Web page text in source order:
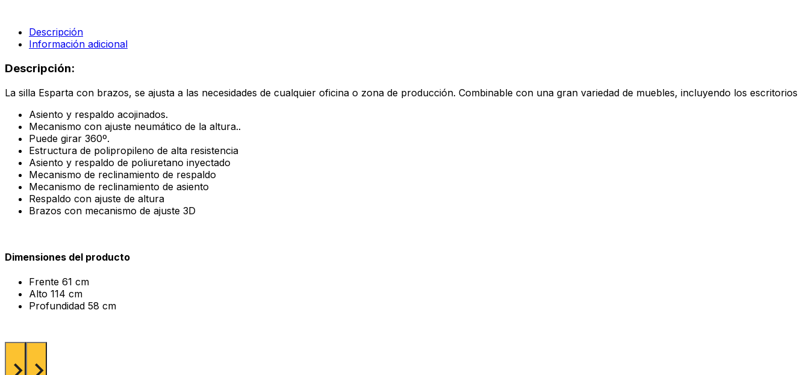
Descripción
Información adicional
Descripción:
La silla Esparta con brazos, se ajusta a las necesidades de cualquier oficina o zona de producción. Combinable con una gran variedad de muebles, incluyendo los escritorios
Asiento y respaldo acojinados.
Mecanismo con ajuste neumático de la altura..
Puede girar 360º.
Estructura de polipropileno de alta resistencia
Asiento y respaldo de poliuretano inyectado
Mecanismo de reclinamiento de respaldo
Mecanismo de reclinamiento de asiento
Respaldo con ajuste de altura
Brazos con mecanismo de ajuste 3D
Dimensiones del producto
Frente 61 cm
Alto 114 cm
Profundidad 58 cm